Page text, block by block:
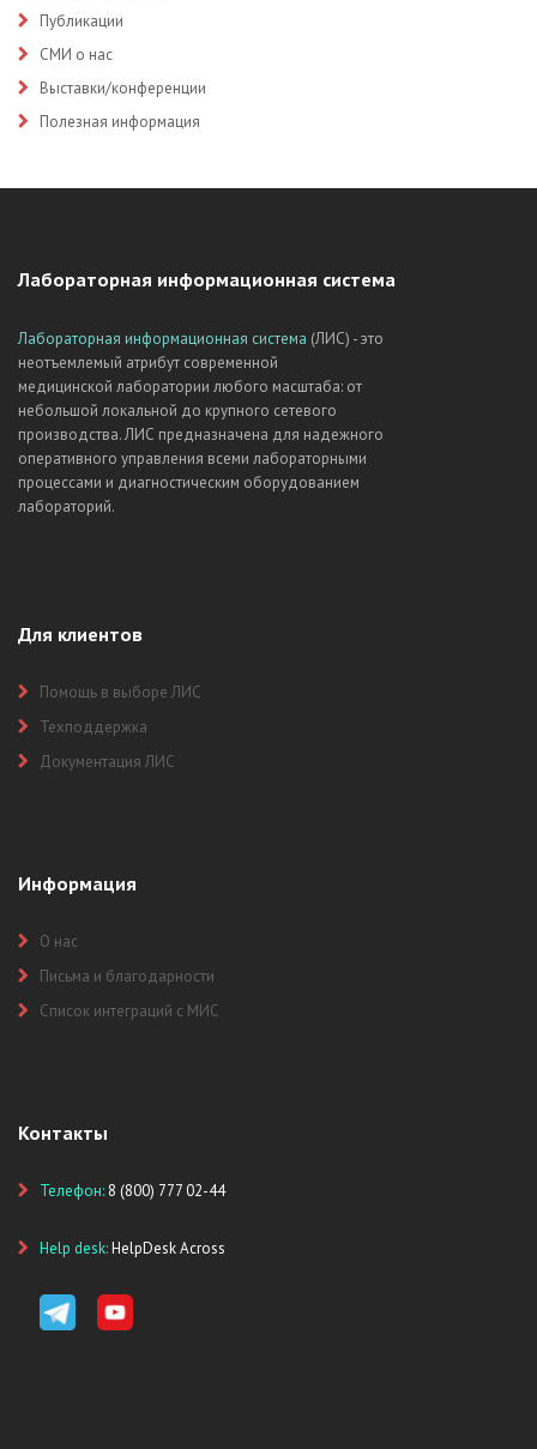
Публикации
СМИ о нас
Выставки/конференции
Полезная информация
Лабораторная информационная система
Лабораторная информационная система (ЛИС) - это
неотъемлемый атрибут современной
медицинской лаборатории любого масштаба: от
небольшой локальной до крупного сетевого
производства. ЛИС предназначена для надежного
оперативного управления всеми лабораторными
процессами и диагностическим оборудованием
лабораторий.
Для клиентов
Помощь в выборе ЛИС
Техподдержка
Документация ЛИС
Информация
О нас
Письма и благодарности
Список интеграций с МИС
Контакты
Телефон: 8 (800) 777 02-44
Help desk:HelpDesk Across